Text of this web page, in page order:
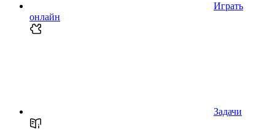
Играть
онлайн
Задачи